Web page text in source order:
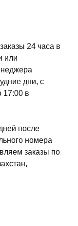
24 часа в
или
дни, с
17:00 в
после
номера
заказы по